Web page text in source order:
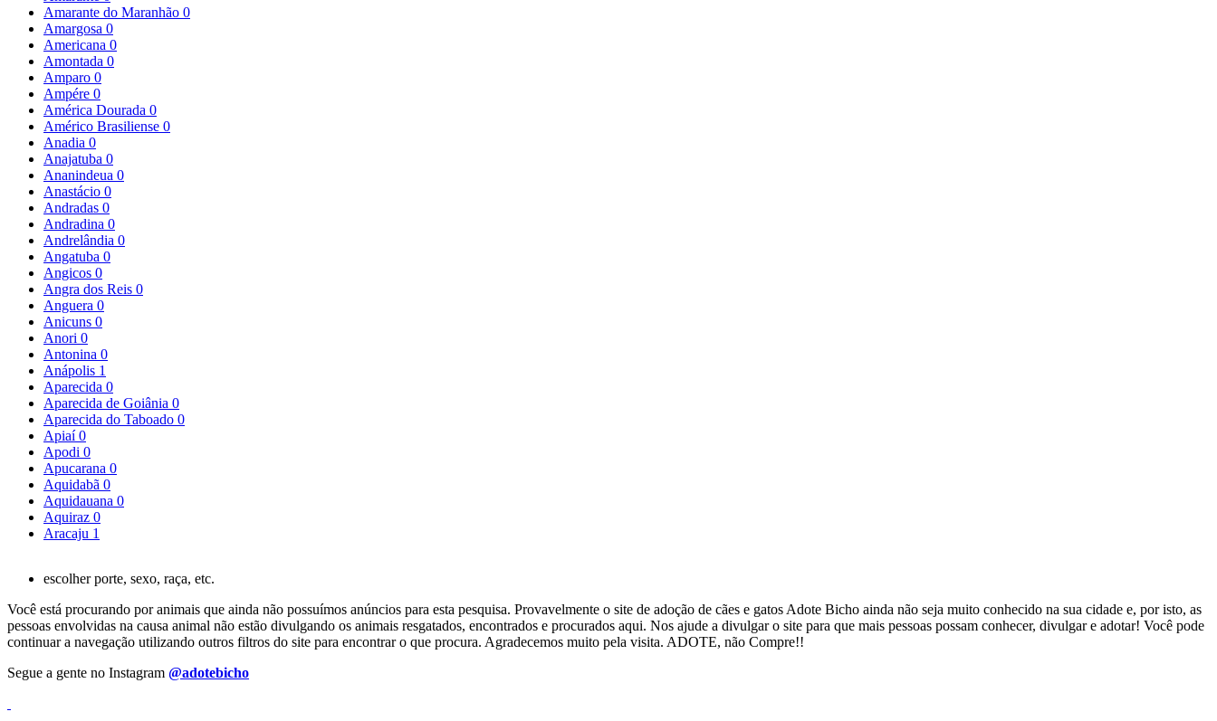
Amarante do Maranhão 0
Amargosa 0
Americana 0
Amontada 0
Amparo 0
Ampére 0
América Dourada 0
Américo Brasiliense 0
Anadia 0
Anajatuba 0
Ananindeua 0
Anastácio 0
Andradas 0
Andradina 0
Andrelândia 0
Angatuba 0
Angicos 0
Angra dos Reis 0
Anguera 0
Anicuns 0
Anori 0
Antonina 0
Anápolis 1
Aparecida 0
Aparecida de Goiânia 0
Aparecida do Taboado 0
Apiaí0
Apodi 0
Apucarana 0
Aquidabã 0
Aquidauana 0
Aquiraz 0
Aracaju 1
escolher porte, sexo, raça, etc.
Você está procurando por animais que ainda não possuímos anúncios para esta pesquisa. Provavelmente o site de adoção de cães e gatos Adote Bicho ainda não seja muito conhecido na sua cidade e, por isto, as
pessoas envolvidas na causa animal não estão divulgando os animais resgatados, encontrados e procurados aqui. Nos ajude a divulgar o site para que mais pessoas possam conhecer, divulgar e adotar! Você pode
continuar a navegação utilizando outros filtros do site para encontrar o que procura. Agradecemos muito pela visita. ADOTE, não Compre!!
Segue a gente no Instagram @adotebicho